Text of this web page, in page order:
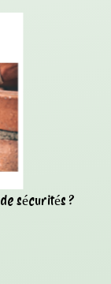
sécurités ?